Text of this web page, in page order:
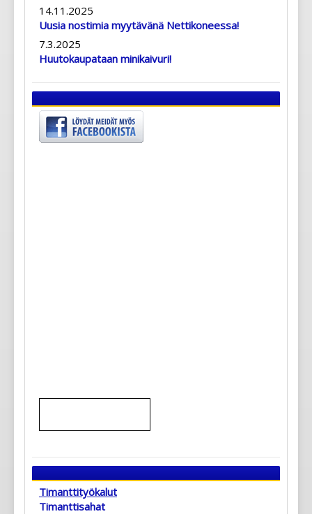
14.11.2025
Uusia nostimia myytävänä Nettikoneessa!
7.3.2025
Huutokaupataan minikaivuri!
Timanttityökalut
Timanttisahat